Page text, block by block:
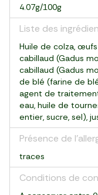
4.07g/100g
Liste des
Huile de colza,
cabillaud (Gadus
cabillaud (Gadus
de blé (farine de
agent de
eau, huile de
entier, sucre, sel),
Présence de
traces
Conditions de